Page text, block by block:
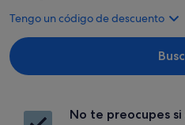
Tengo un código de descuento
No te preocupes